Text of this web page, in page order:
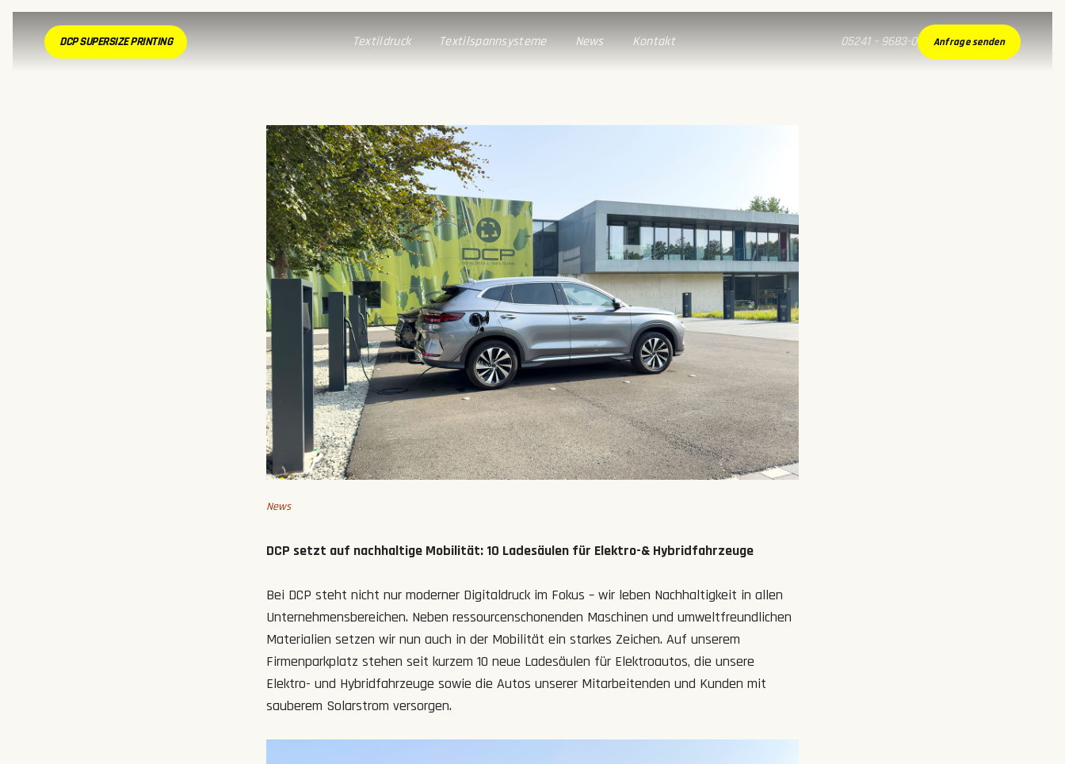
DCP SUPERSIZE PRINTING Textildruck Textilspannsysteme News Kontakt 05241 – 9683-0 Anfrage senden
News
DCP setzt auf nachhaltige Mobilität: 10 Ladesäulen für Elektro-& Hybridfahrzeuge
Bei DCP steht nicht nur moderner Digitaldruck im Fokus – wir leben Nachhaltigkeit in allen
Unternehmensbereichen. Neben ressourcenschonenden Maschinen und umweltfreundlichen
Materialien setzen wir nun auch in der Mobilität ein starkes Zeichen. Auf unserem
Firmenparkplatz stehen seit kurzem 10 neue Ladesäulen für Elektroautos, die unsere
Elektro- und Hybridfahrzeuge sowie die Autos unserer Mitarbeitenden und Kunden mit
sauberem Solarstrom versorgen.